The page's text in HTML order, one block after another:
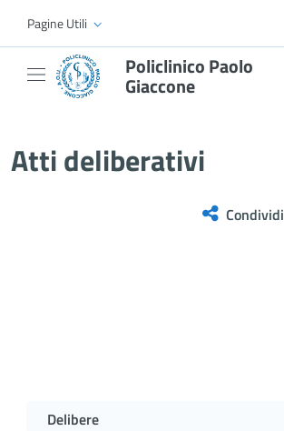
Skip to Main Content
Pagine Utili
Policlinico Paolo
Giaccone
Atti deliberativi
Condividi
Delibere